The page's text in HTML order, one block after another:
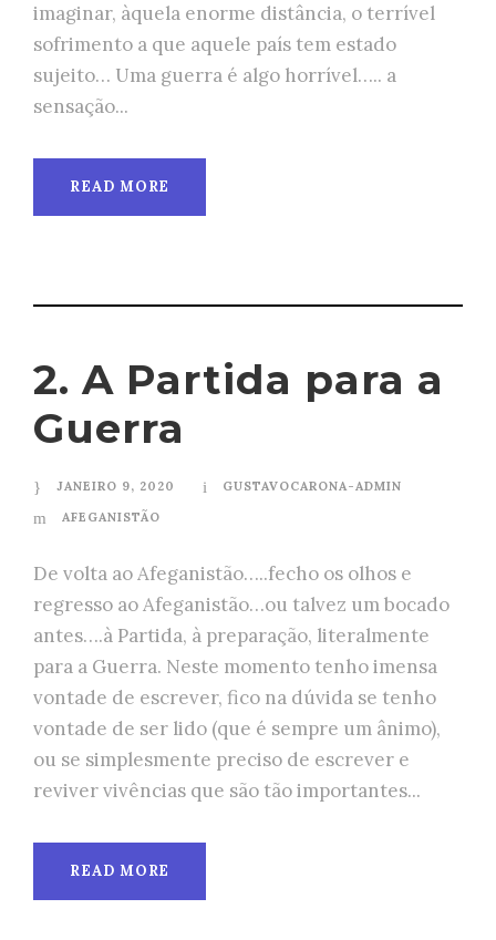
imaginar, àquela enorme distância, o terrível
sofrimento a que aquele país tem estado
sujeito… Uma guerra é algo horrível….. a
sensação...
READ MORE
2. A Partida para a
Guerra
JANEIRO 9, 2020
GUSTAVOCARONA-ADMIN
AFEGANISTÃO
De volta ao Afeganistão…..fecho os olhos e
regresso ao Afeganistão…ou talvez um bocado
antes….à Partida, à preparação, literalmente
para a Guerra. Neste momento tenho imensa
vontade de escrever, fico na dúvida se tenho
vontade de ser lido (que é sempre um ânimo),
ou se simplesmente preciso de escrever e
reviver vivências que são tão importantes...
READ MORE